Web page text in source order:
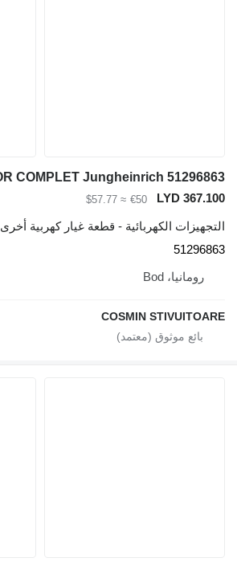
LYD 367.100
€50
≈ $57.77
التجهيزات الكهربائية - قطعة غيار كهربية أخرى
51296863
رومانيا، Bod
COSMIN STIVUITOARE